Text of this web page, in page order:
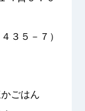
３５－７）
ごはん